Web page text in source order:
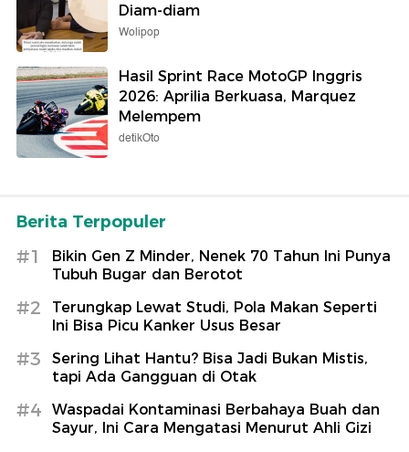
Diam-diam
Wolipop
Hasil Sprint Race MotoGP Inggris
2026: Aprilia Berkuasa, Marquez
Melempem
detikOto
Berita Terpopuler
#1
Bikin Gen Z Minder, Nenek 70 Tahun Ini Punya
Tubuh Bugar dan Berotot
#2
Terungkap Lewat Studi, Pola Makan Seperti
Ini Bisa Picu Kanker Usus Besar
#3
Sering Lihat Hantu? Bisa Jadi Bukan Mistis,
tapi Ada Gangguan di Otak
#4
Waspadai Kontaminasi Berbahaya Buah dan
Sayur, Ini Cara Mengatasi Menurut Ahli Gizi